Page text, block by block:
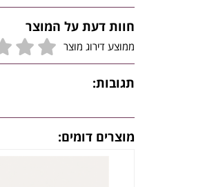
חוות דעת על המוצר
ממוצע דירוג מוצר
תגובות:
מוצרים דומים: